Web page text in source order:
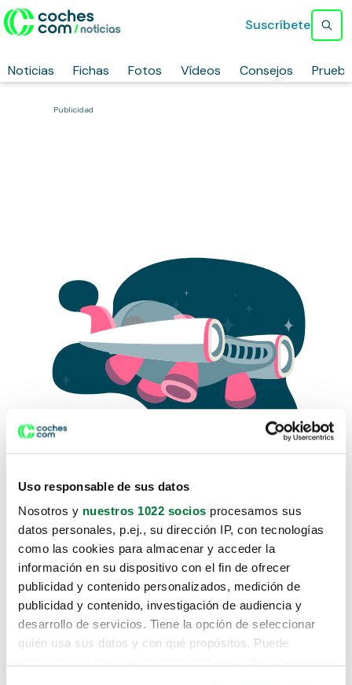
Uso responsable de sus datos
Nosotros y nuestros 1022 socios procesamos sus
datos personales, p.ej., su dirección IP, con tecnologías
como las cookies para almacenar y acceder la
información en su dispositivo con el fin de ofrecer
publicidad y contenido personalizados, medición de
publicidad y contenido, investigación de audiencia y
desarrollo de servicios. Tiene la opción de seleccionar
quién usa sus datos y con qué propósitos. Puede
Noticias Fichas Fotos Vídeos Consejos
Suscríbete
Publicidad
Lo sentimos, no sabemos como
te hemos traido hasta aquí.
Pero puedes encontrar el coche que estás
buscando en alguno de estos enlaces: